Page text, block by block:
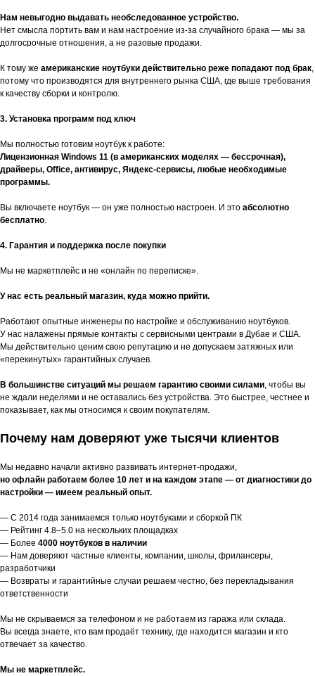
Нам невыгодно выдавать необследованное устройство.
Нет смысла портить вам и нам настроение из-за случайного брака — мы за
долгосрочные отношения, а не разовые продажи.
К тому же американские ноутбуки действительно реже попадают под брак,
потому что производятся для внутреннего рынка США, где выше требования
к качеству сборки и контролю.
3. Установка программ под ключ
Мы полностью готовим ноутбук к работе:
Лицензионная Windows 11 (в американских моделях — бессрочная),
драйверы, Office, антивирус, Яндекс-сервисы, любые необходимые
программы.
Вы включаете ноутбук — он уже полностью настроен. И это абсолютно
бесплатно.
4. Гарантия и поддержка после покупки
Мы не маркетплейс и не «онлайн по переписке».
У нас есть реальный магазин, куда можно прийти.
Работают опытные инженеры по настройке и обслуживанию ноутбуков.
У нас налажены прямые контакты с сервисными центрами в Дубае и США.
Мы действительно ценим свою репутацию и не допускаем затяжных или
«перекинутых» гарантийных случаев.
В большинстве ситуаций мы решаем гарантию своими силами, чтобы вы
не ждали неделями и не оставались без устройства. Это быстрее, честнее и
показывает, как мы относимся к своим покупателям.
Почему нам доверяют уже тысячи клиентов
Мы недавно начали активно развивать интернет-продажи,
но офлайн работаем более 10 лет и на каждом этапе — от диагностики до
настройки — имеем реальный опыт.
— С 2014 года занимаемся только ноутбуками и сборкой ПК
— Рейтинг 4.8–5.0 на нескольких площадках
— Более 4000 ноутбуков в наличии
— Нам доверяют частные клиенты, компании, школы, фрилансеры,
разработчики
— Возвраты и гарантийные случаи решаем честно, без перекладывания
ответственности
Мы не скрываемся за телефоном и не работаем из гаража или склада.
Вы всегда знаете, кто вам продаёт технику, где находится магазин и кто
отвечает за качество.
Мы не маркетплейс.